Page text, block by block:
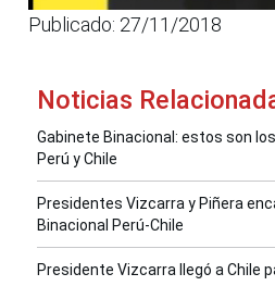
Publicado: 27/11/2018
Noticias
Gabinete Binacional: estos son
Perú y Chile
Presidentes Vizcarra y Piñera
Binacional Perú-Chile
Presidente Vizcarra llegó a Chile